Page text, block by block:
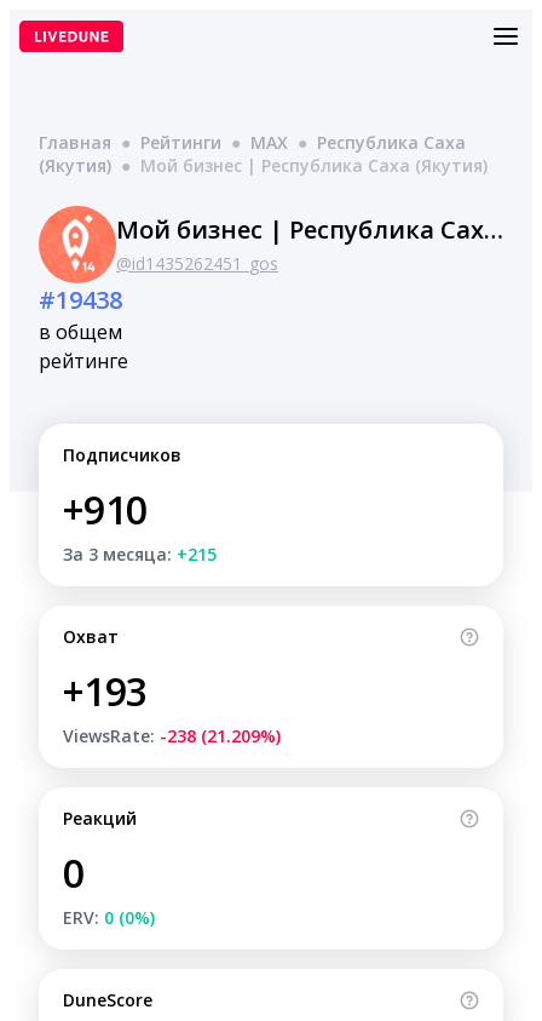
Перейти
Главная ● Рейтинги ● MAX ● Республика Саха
(Якутия) ● Мой бизнес | Республика Саха (Якутия)
Мой бизнес | Республика Саха (Якутия)
@id1435262451_gos
#19438
в общем
рейтинге
Подписчиков
+910
За 3 месяца: +215
Охват
+193
ViewsRate: -238 (21.209%)
Реакций
0
ERV: 0 (0%)
DuneScore